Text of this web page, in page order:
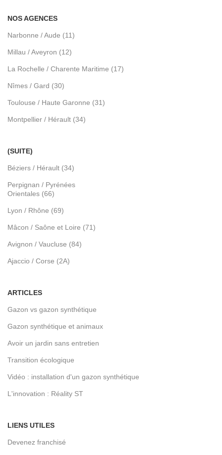
NOS AGENCES
Narbonne / Aude (11)
Millau / Aveyron (12)
La Rochelle / Charente Maritime (17)
Nîmes / Gard (30)
Toulouse / Haute Garonne (31)
Montpellier / Hérault (34)
(SUITE)
Béziers / Hérault (34)
Perpignan / Pyrénées
Orientales (66)
Lyon / Rhône (69)
Mâcon / Saône et Loire (71)
Avignon / Vaucluse (84)
Ajaccio / Corse (2A)
ARTICLES
Gazon vs gazon synthétique
Gazon synthétique et animaux
Avoir un jardin sans entretien
Transition écologique
Vidéo : installation d'un gazon synthétique
L'innovation : Réality ST
LIENS UTILES
Devenez franchisé